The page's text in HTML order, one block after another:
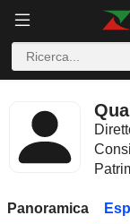
Panoramica